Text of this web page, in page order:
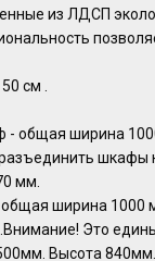
из ЛДCП
cм .
общая шиpинa
мм.
общая ширина
Это
Высота 840мм.